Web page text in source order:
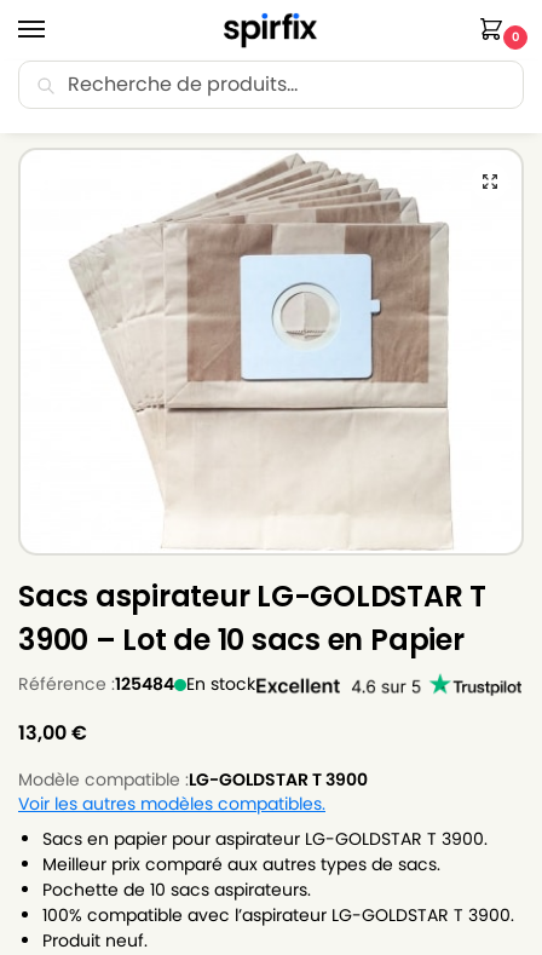
0
🚚 Livraison Point Relais offerte dès 30€ d’achat.
Sacs aspirateur LG-GOLDSTAR T
3900 – Lot de 10 sacs en Papier
Référence :125484 En stock
13,00€
Modèle compatible :LG-GOLDSTAR T 3900
Voir les autres modèles compatibles.
Sacs en papier pour aspirateur LG-GOLDSTAR T 3900.
Meilleur prix comparé aux autres types de sacs.
Pochette de 10 sacs aspirateurs.
100% compatible avec l’aspirateur LG-GOLDSTAR T 3900.
Produit neuf.